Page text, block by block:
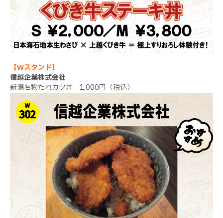
【Wスタンド】
信越企業株式会社
新潟名物たれカツ丼 1,000円（税込）